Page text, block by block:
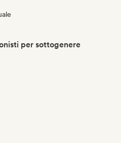
per sottogenere